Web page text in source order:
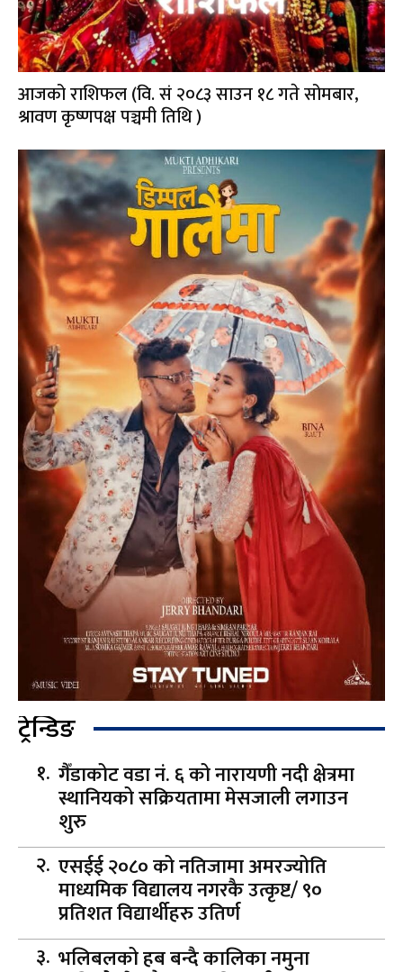
आजको राशिफल (वि. सं २०८३ साउन १८ गते सोमबार,
श्रावण कृष्णपक्ष पञ्चमी तिथि )
ट्रेन्डिङ
गैँडाकोट वडा नं. ६ को नारायणी नदी क्षेत्रमा
स्थानियको सक्रियतामा मेसजाली लगाउन
शुरु
एसईई २०८० को नतिजामा अमरज्योति
माध्यमिक विद्यालय नगरकै उत्कृष्ट/ ९०
प्रतिशत विद्यार्थीहरु उतिर्ण
भलिबलको हब बन्दै कालिका नमुना